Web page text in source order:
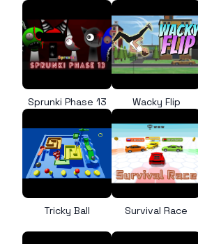
Sprunki Phase 13 Wacky Flip
Tricky Ball Survival Race